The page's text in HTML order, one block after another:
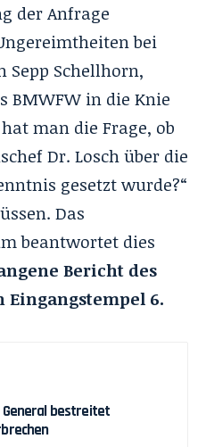
der Anfrage
bei
Sepp Schellhorn,
BMWFW in die Knie
man die Frage, ob
Dr. Losch über die
gesetzt wurde?“
Das
beantwortet dies
Bericht des
Eingangstempel 6.
General bestreitet